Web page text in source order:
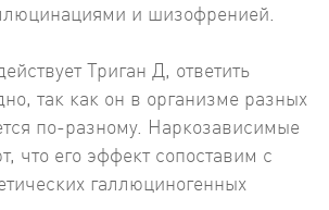
и шизофренией.
Триган Д, ответить
так как он в организме разных
по-разному. Наркозависимые
что его эффект сопоставим с
галлюциногенных